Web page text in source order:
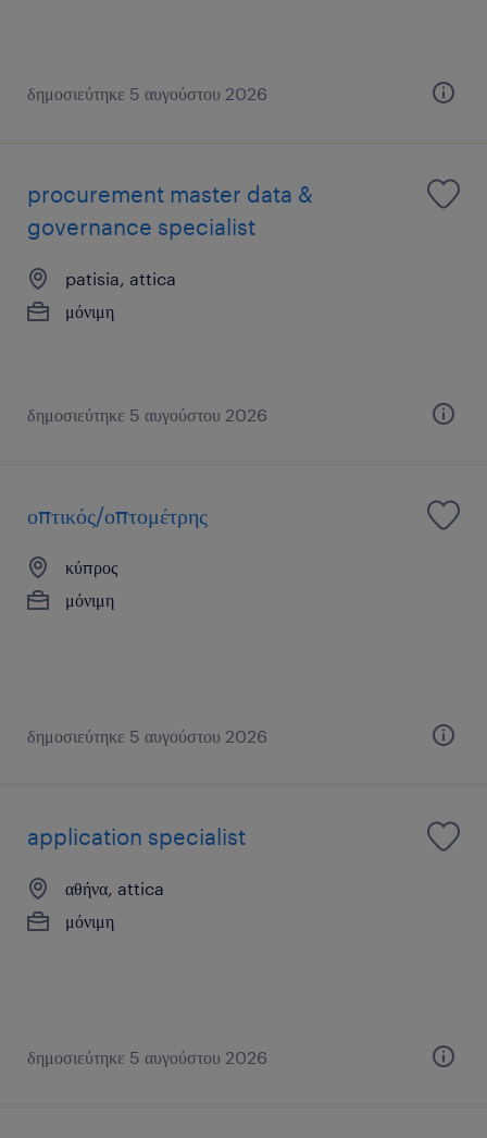
δημοσιεύτηκε 5 αυγούστου 2026
procurement master data &
governance specialist
patisia, attica
μόνιμη
δημοσιεύτηκε 5 αυγούστου 2026
οπτικός/οπτομέτρης
κύπρος
μόνιμη
δημοσιεύτηκε 5 αυγούστου 2026
application specialist
αθήνα, attica
μόνιμη
δημοσιεύτηκε 5 αυγούστου 2026